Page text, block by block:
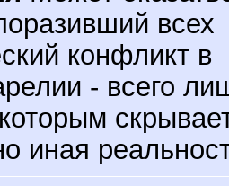
всех
конфликт в
- всего
иная